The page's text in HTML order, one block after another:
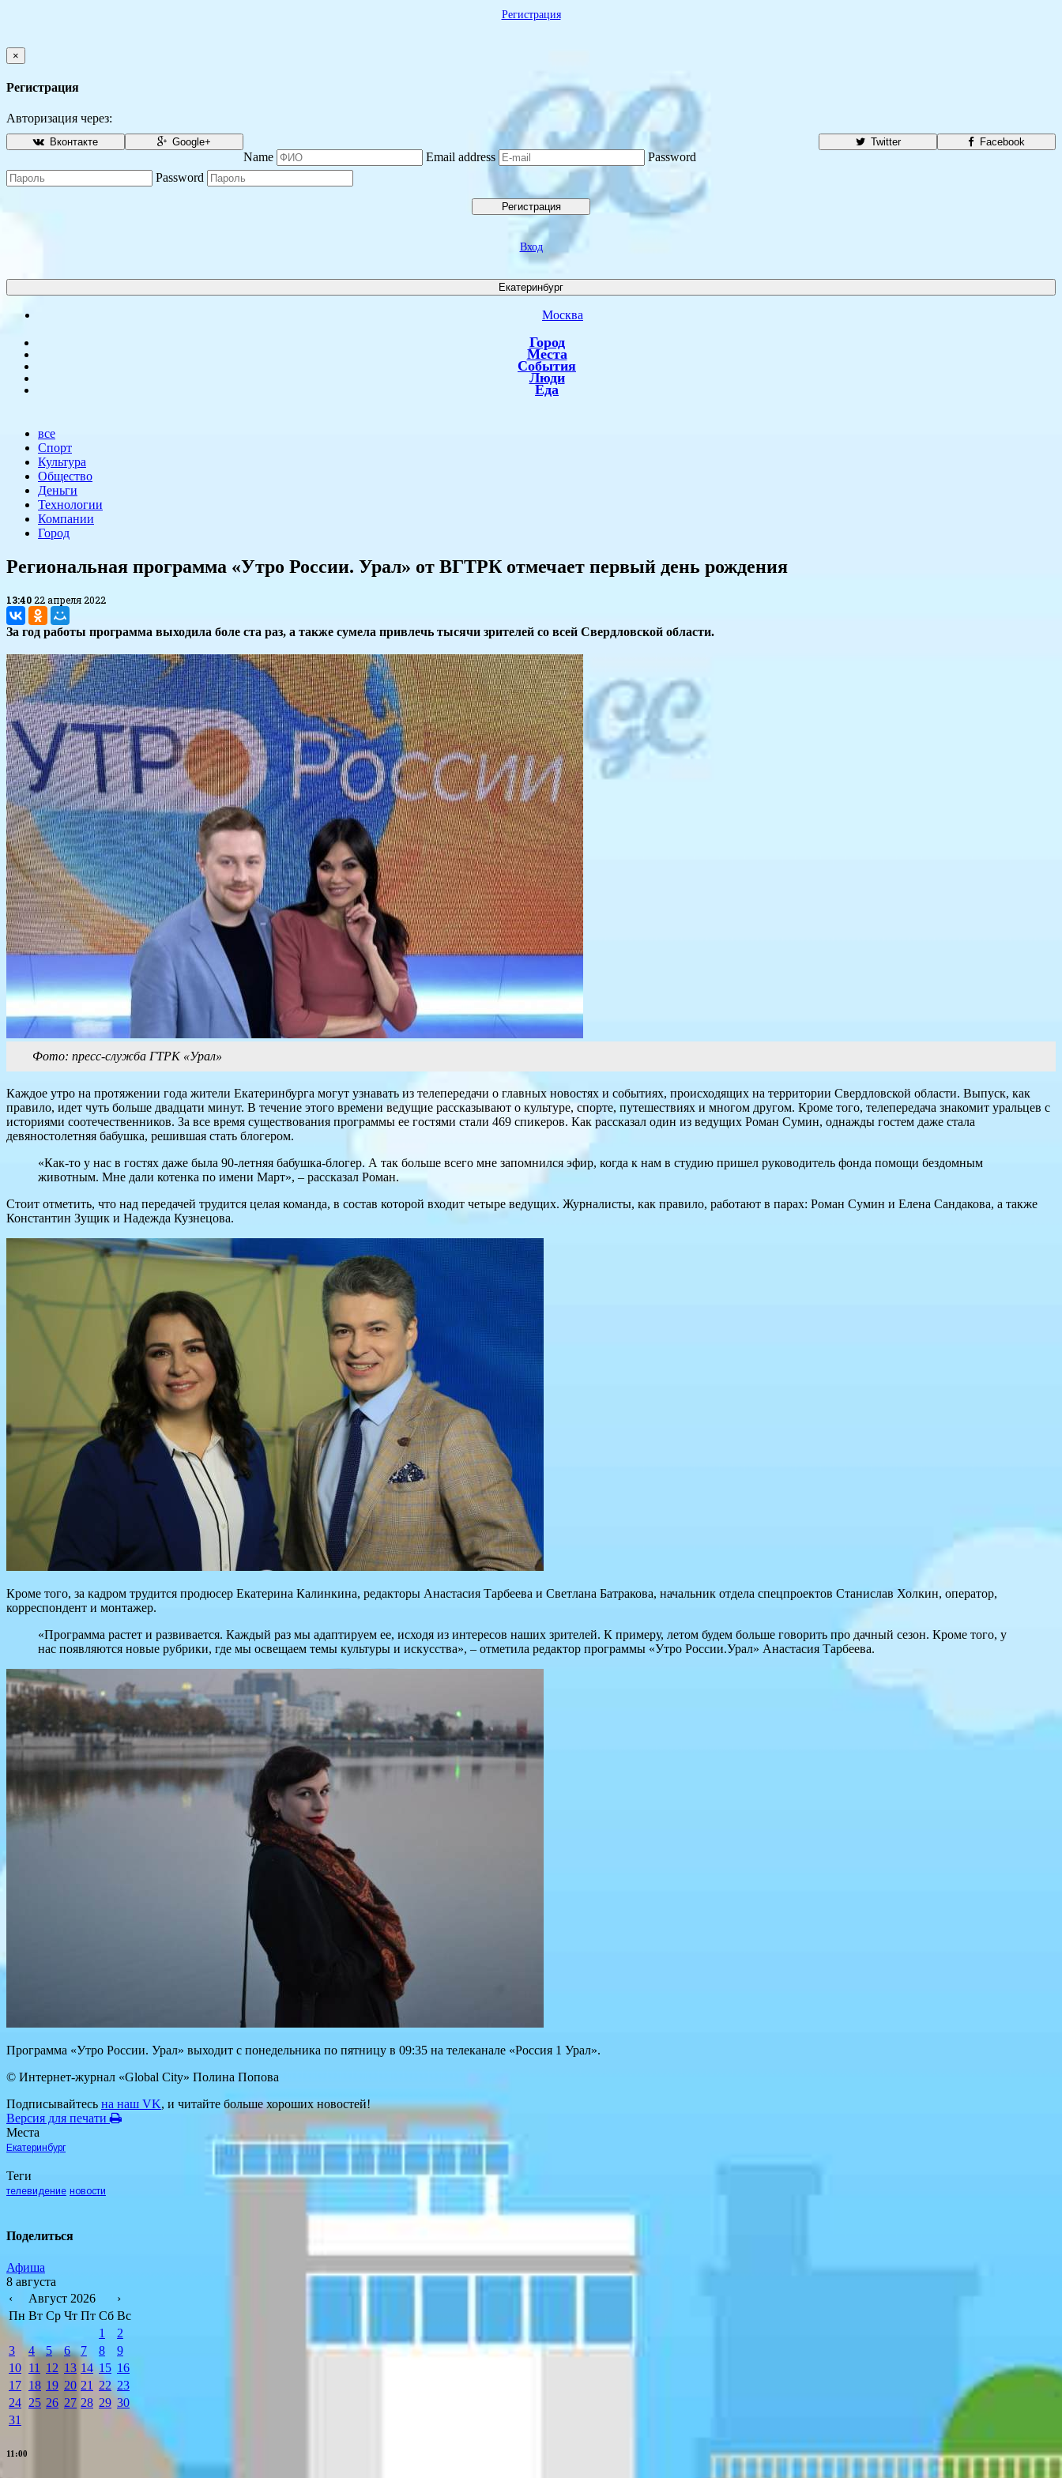
Регистрация
×
Регистрация
Авторизация через:
Facebook
Вконтакте Twitter
Google+
Name Email address
Password
Password
Регистрация
Вход
Екатеринбург
Москва
Город
Места
События
Люди
Еда
все
Спорт
Культура
Общество
Деньги
Технологии
Компании
Город
Региональная программа «Утро России. Урал» от ВГТРК отмечает первый день рождения
13:4022 апреля 2022
За год работы программа выходила боле ста раз, а также сумела привлечь тысячи зрителей со всей Свердловской области.
Фото: пресс-служба ГТРК «Урал»
Каждое утро на протяжении года жители Екатеринбурга могут узнавать из телепередачи о главных новостях и событиях, происходящих на территории Свердловской области. Выпуск, как
правило, идет чуть больше двадцати минут. В течение этого времени ведущие рассказывают о культуре, спорте, путешествиях и многом другом. Кроме того, телепередача знакомит уральцев с
историями соотечественников. За все время существования программы ее гостями стали 469 спикеров. Как рассказал один из ведущих Роман Сумин, однажды гостем даже стала
девяностолетняя бабушка, решившая стать блогером.
«Как-то у нас в гостях даже была 90-летняя бабушка-блогер. А так больше всего мне запомнился эфир, когда к нам в студию пришел руководитель фонда помощи бездомным
животным. Мне дали котенка по имени Март», – рассказал Роман.
Стоит отметить, что над передачей трудится целая команда, в состав которой входит четыре ведущих. Журналисты, как правило, работают в парах: Роман Сумин и Елена Сандакова, а также
Константин Зущик и Надежда Кузнецова.
Кроме того, за кадром трудится продюсер Екатерина Калинкина, редакторы Анастасия Тарбеева и Светлана Батракова, начальник отдела спецпроектов Станислав Холкин, оператор,
корреспондент и монтажер.
«Программа растет и развивается. Каждый раз мы адаптируем ее, исходя из интересов наших зрителей. К примеру, летом будем больше говорить про дачный сезон. Кроме того, у
нас появляются новые рубрики, где мы освещаем темы культуры и искусства», – отметила редактор программы «Утро России.Урал» Анастасия Тарбеева.
Программа «Утро России. Урал» выходит с понедельника по пятницу в 09:35 на телеканале «Россия 1 Урал».
© Интернет-журнал «Global City» Полина Попова
Подписывайтесь на наш VK, и читайте больше хороших новостей!
Версия для печати
Места
Екатеринбург
Теги
телевидение новости
Поделиться
Афиша
8 августа
‹
Август 2026
›
Пн Вт Ср Чт Пт Сб Вс
1
2
3
4 5 6 7 8
9
10 11 12 13 14 15 16
17 18 19 20 21 22 23
24 25 26 27 28 29 30
31
11:00